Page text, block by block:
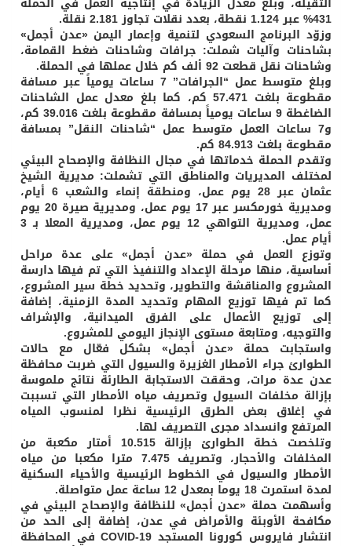
431% عبر 1.124 نقطة، بعدد نقلات تجاوز 2.181 نقلة.
وزوّد البرنامج السعودي لتنمية وإعمار اليمن «عدن أجمل»
بشاحنات وآليات شملت: جرافات وشاحنات ضغط القمامة،
وشاحنات نقل قطعت 92 ألف كم خلال عملها في الحملة.
وبلغ متوسط عمل “الجرافات” 7 ساعات يومياً عبر مسافة
مقطوعة بلغت 57.471 كم، كما بلغ معدل عمل الشاحنات
الضاغطة 9 ساعات يومياً بمسافة مقطوعة بلغت 39.016 كم،
و7 ساعات العمل متوسط عمل “شاحنات النقل” بمسافة
مقطوعة بلغت 84.913 كم.
وتقدم الحملة خدماتها في مجال النظافة والإصحاح البيئي
لمختلف المديريات والمناطق التي تشملت: مديرية الشيخ
عثمان عبر 28 يوم عمل، ومنطقة إنماء والشعب 6 أيام،
ومديرية خورمكسر عبر 17 يوم عمل، ومديرية صيرة 20 يوم
عمل، ومديرية التواهي 12 يوم عمل، ومديرية المعلا بـ 3
أيام عمل.
وتوزع العمل في حملة «عدن أجمل» على عدة مراحل
أساسية، منها مرحلة الإعداد والتنفيذ التي تم فيها دارسة
المشروع والمناقشة والتطوير، وتحديد خطة سير المشروع،
كما تم فيها توزيع المهام وتحديد المدة الزمنية، إضافة
إلى توزيع الأعمال على الفرق الميدانية، والإشراف
والتوجيه، ومتابعة مستوى الإنجاز اليومي للمشروع.
واستجابت حملة «عدن أجمل» بشكل فعّال مع حالات
الطوارئ جراء الأمطار الغزيرة والسيول التي ضربت محافظة
عدن عدة مرات، وحققت الاستجابة الطارئة نتائج ملموسة
بإزالة مخلفات السيول وتصريف مياه الأمطار التي تسببت
في إغلاق بعض الطرق الرئيسية نظرا لمنسوب المياه
المرتفع وانسداد مجرى التصريف لها.
وتلخصت خطة الطوارئ بإزالة 10.515 أمتار مكعبة من
المخلفات والأحجار، وتصريف 7.475 مترا مكعبا من مياه
الأمطار والسيول في الخطوط الرئيسية والأحياء السكنية
لمدة استمرت 18 يوما بمعدل 12 ساعة عمل متواصلة.
وأسهمت حملة «عدن أجمل» للنظافة والإصحاح البيئي في
مكافحة الأوبئة والأمراض في عدن، إضافة إلى الحد من
انتشار فايروس كورونا المستجد COVID-19 في المحافظة